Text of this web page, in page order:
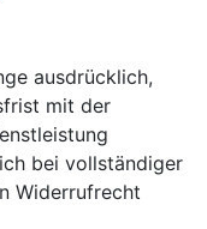
ausdrücklich,
mit der
bei vollständiger
Widerrufrecht